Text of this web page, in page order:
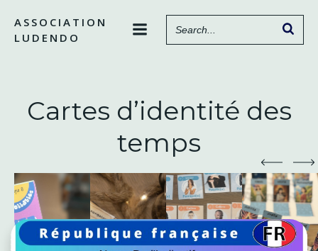
contenu
ASSOCIATION
LUDENDO
Cartes d’identité des
temps